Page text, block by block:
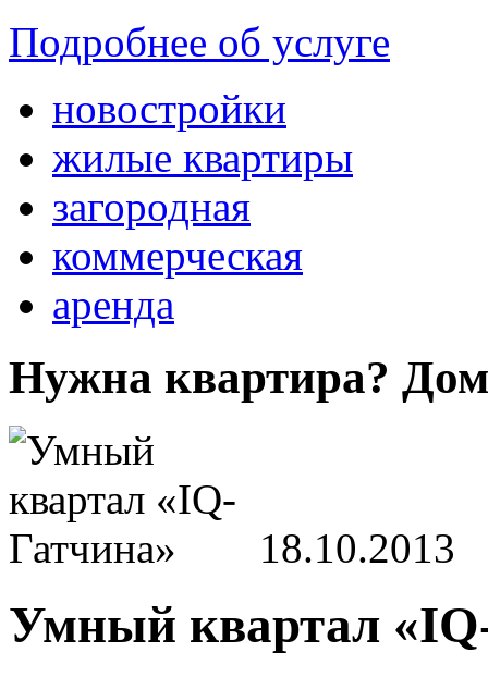
Подробнее об услуге
новостройки
жилые квартиры
загородная
коммерческая
аренда
Нужна квартира?
18.10.2013
Умный квартал